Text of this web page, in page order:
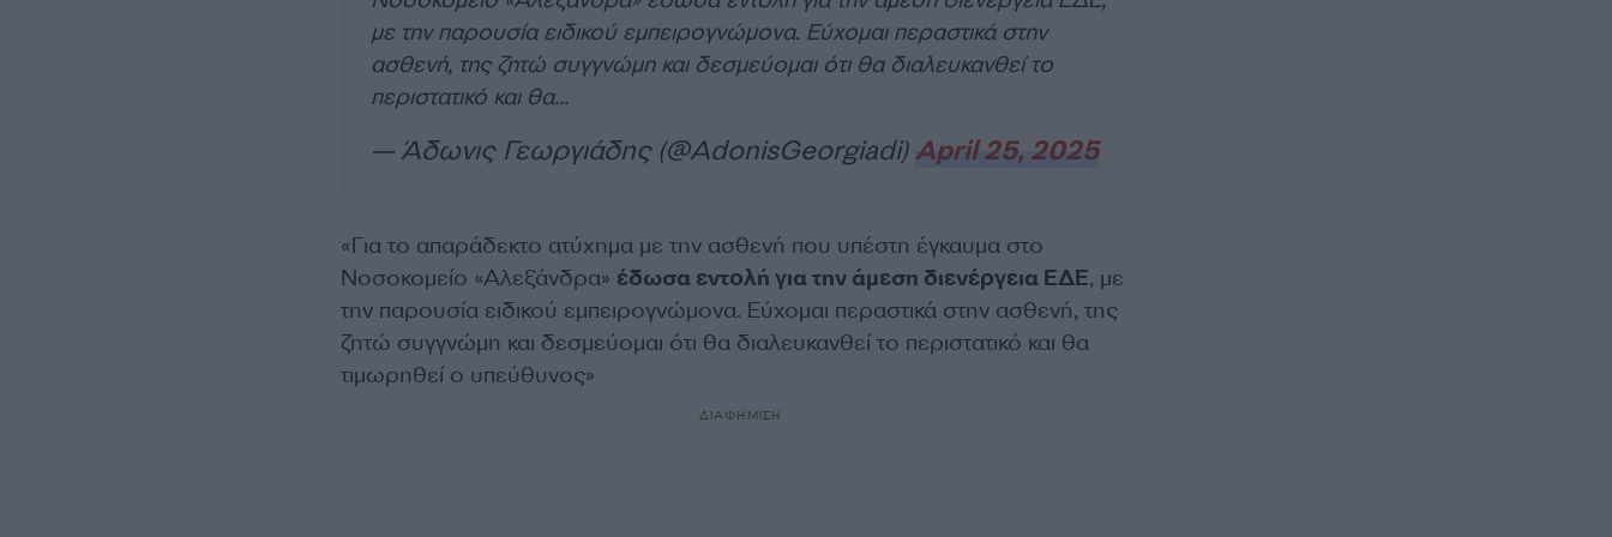
με την παρουσία ειδικού εμπειρογνώμονα. Εύχομαι περαστικά στην
ασθενή, της ζητώ συγγνώμη και δεσμεύομαι ότι θα διαλευκανθεί το
περιστατικό και θα…
— Άδωνις Γεωργιάδης (@AdonisGeorgiadi)April 25, 2025
«Για το απαράδεκτο ατύχημα με την ασθενή που υπέστη έγκαυμα στο
Νοσοκομείο «Αλεξάνδρα» έδωσα εντολή για την άμεση διενέργεια ΕΔΕ, με
την παρουσία ειδικού εμπειρογνώμονα. Εύχομαι περαστικά στην ασθενή, της
ζητώ συγγνώμη και δεσμεύομαι ότι θα διαλευκανθεί το περιστατικό και θα
τιμωρηθεί ο υπεύθυνος»
ΔΙΑΦΗΜΙΣΗ